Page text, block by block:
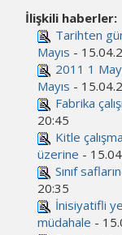
İlişkili haberler:
Tarihten
Mayıs -
2011 1
Mayıs -
Fabrika
20:45
Kitle
üzerine -
Sınıf
20:35
İnisiyatifli
müdahale -